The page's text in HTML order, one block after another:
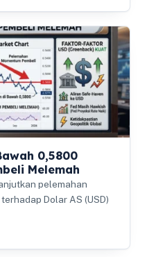
0,5800
Melemah
pelemahan
Dolar AS (USD)